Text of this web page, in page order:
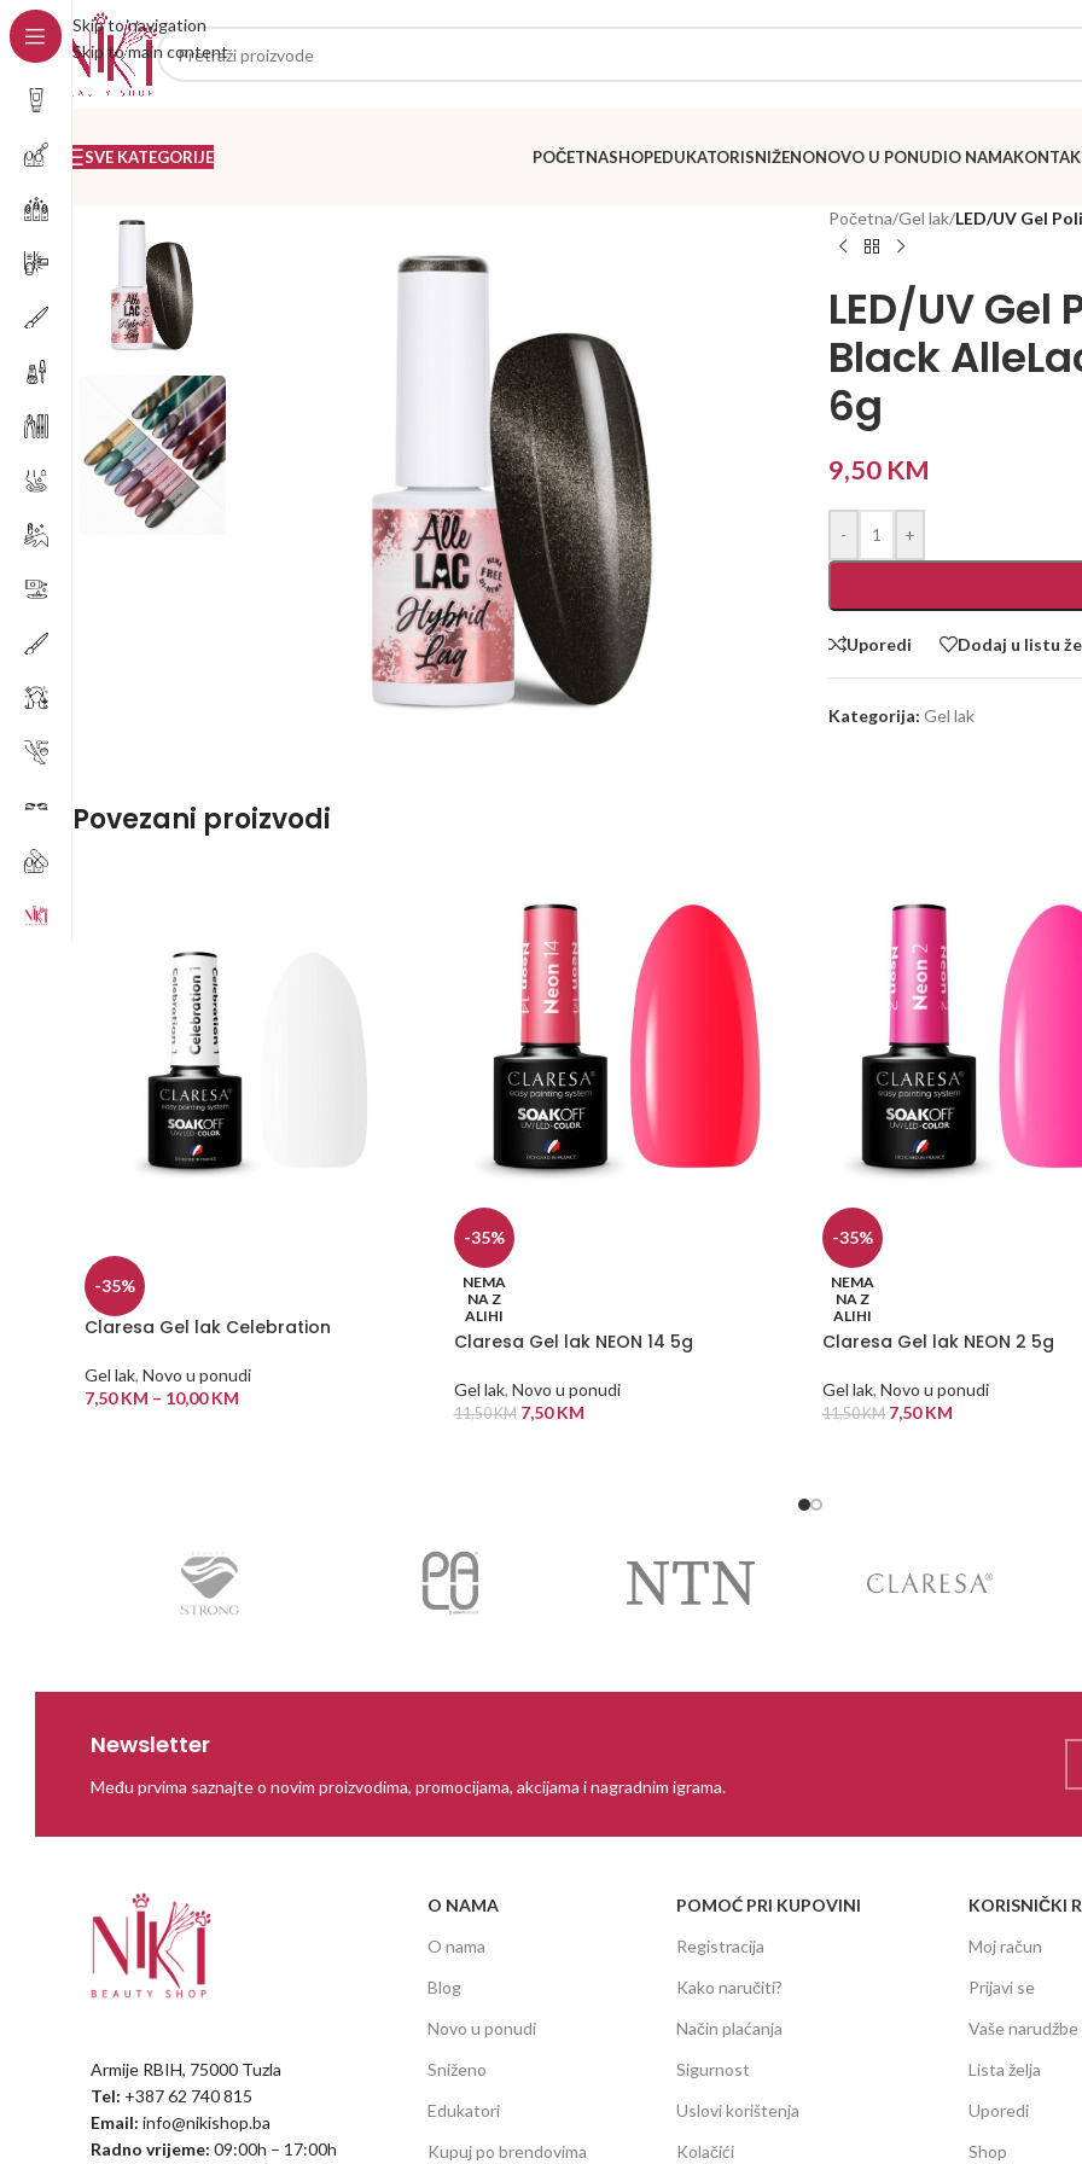
Skip to navigation
Skip to main content
SVE KATEGORIJE POČETNASHOPEDUKATORISNIŽENONOVO U PONUDIO NAMA
Početna/Gel lak/LED/UV Gel
LED/UV Gel
Black
6g
9,50 KM
- +
Uporedi Dodaj u listu
Kategorija: Gel lak
Povezani proizvodi
-35%
Claresa Gel lak Celebration
Gel lak, Novo u ponudi
7,50KM – 10,00KM
-35%
NEMA
NA Z
ALIHI
Claresa Gel lak NEON 14 5g
Gel lak, Novo u ponudi
11,50KM 7,50KM
-35%
NEMA
NA Z
ALIHI
Claresa Gel lak NEON 2 5g
Gel lak, Novo u ponudi
11,50KM 7,50KM
Newsletter
Među prvima saznajte o novim proizvodima, promocijama, akcijama i nagradnim igrama.
Armije RBIH, 75000 Tuzla
Tel: +387 62 740 815
Email: info@nikishop.ba
Radno vrijeme: 09:00h – 17:00h
O NAMA
O nama
Blog
Novo u ponudi
Sniženo
Edukatori
Kupuj po brendovima
POMOĆ PRI KUPOVINI
Registracija
Kako naručiti?
Način plaćanja
Sigurnost
Uslovi korištenja
Kolačići
KORISNIČKI
Moj račun
Prijavi se
Vaše narudžbe
Lista želja
Uporedi
Shop